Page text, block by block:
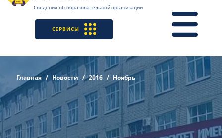
Сведения об образовательной организации
СЕРВИСЫ
Главная Новости 2016 Ноябрь